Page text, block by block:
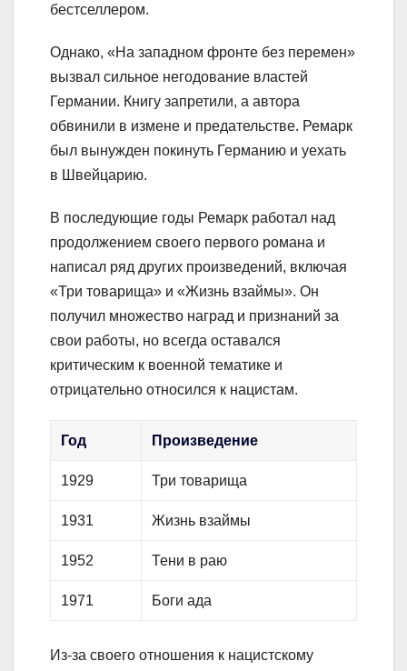
бестселлером.
Однако, «На западном фронте без перемен»
вызвал сильное негодование властей
Германии. Книгу запретили, а автора
обвинили в измене и предательстве. Ремарк
был вынужден покинуть Германию и уехать
в Швейцарию.
В последующие годы Ремарк работал над
продолжением своего первого романа и
написал ряд других произведений, включая
«Три товарища» и «Жизнь взаймы». Он
получил множество наград и признаний за
свои работы, но всегда оставался
критическим к военной тематике и
отрицательно относился к нацистам.
Год Произведение
1929 Три товарища
1931 Жизнь взаймы
1952 Тени в раю
1971 Боги ада
Из-за своего отношения к нацистскому